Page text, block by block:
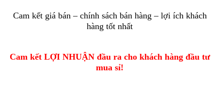
Cam kết giá bán – chính sách bán hàng – lợi ích khách
hàng tốt nhất
Cam kết LỢI NHUẬN đầu ra cho khách hàng đầu tư
mua sỉ!